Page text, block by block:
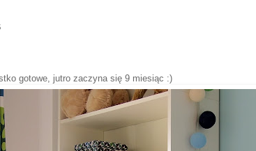
gotowe, jutro zaczyna się 9 miesiąc :)